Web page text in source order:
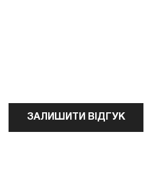
ЗАЛИШИТИ ВІДГУК